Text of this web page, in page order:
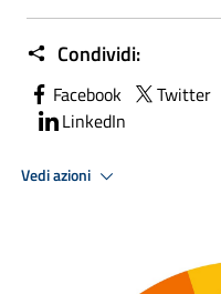
Condividi:
Facebook Twitter
LinkedIn
Vedi azioni